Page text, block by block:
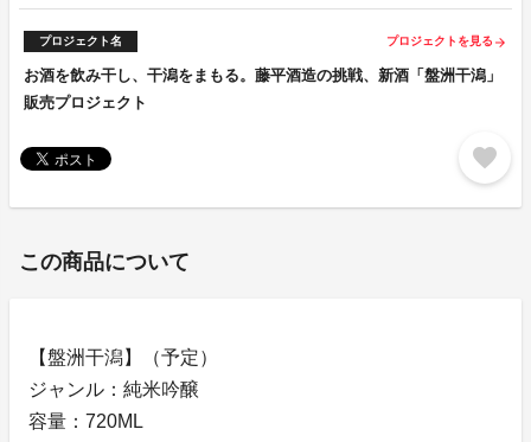
プロジェクト名 プロジェクトを見る arrow_forward
お酒を飲み干し、干潟をまもる。藤平酒造の挑戦、新酒「盤洲干潟」
販売プロジェクト
favorite
この商品について
【盤洲干潟】（予定）
ジャンル：純米吟醸
容量：720ML